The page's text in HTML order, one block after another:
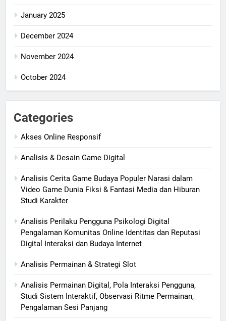
January 2025
December 2024
November 2024
October 2024
Categories
Akses Online Responsif
Analisis & Desain Game Digital
Analisis Cerita Game Budaya Populer Narasi dalam
Video Game Dunia Fiksi & Fantasi Media dan Hiburan
Studi Karakter
Analisis Perilaku Pengguna Psikologi Digital
Pengalaman Komunitas Online Identitas dan Reputasi
Digital Interaksi dan Budaya Internet
Analisis Permainan & Strategi Slot
Analisis Permainan Digital, Pola Interaksi Pengguna,
Studi Sistem Interaktif, Observasi Ritme Permainan,
Pengalaman Sesi Panjang